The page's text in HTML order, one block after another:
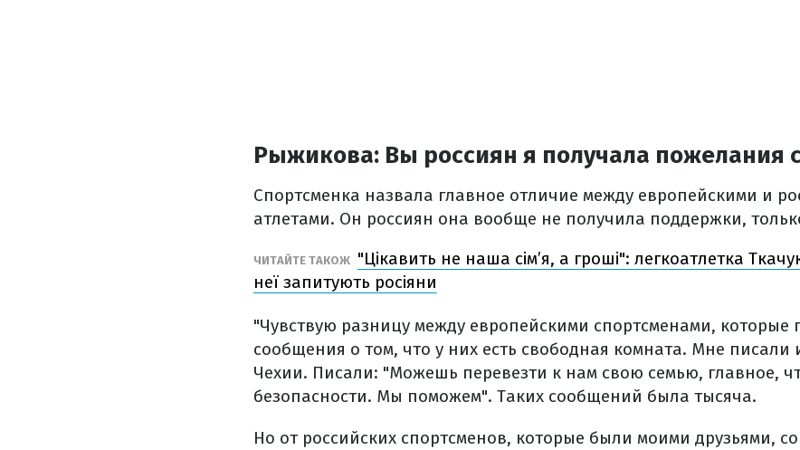
Рыжикова: Вы россиян я получала пожелания
Спортсменка назвала главное отличие между европейскими и
атлетами. Он россиян она вообще не получила поддержки,
ЧИТАЙТЕ ТАКОЖ "Цікавить не наша сім’я, а гроші": легкоатлетка
неї запитують росіяни
"Чувствую разницу между европейскими спортсменами, которые
сообщения о том, что у них есть свободная комната. Мне писали
Чехии. Писали: "Можешь перевезти к нам свою семью, главное,
безопасности. Мы поможем". Таких сообщений была тысяча.
Но от российских спортсменов, которые были моими друзьями,